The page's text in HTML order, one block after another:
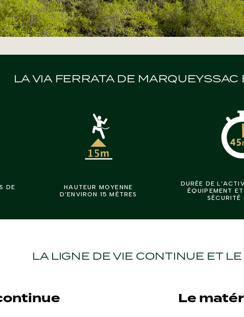
LA VIA FERRATA DE
DE
HAUTEUR MOYENNE
D’ENVIRON 15 MÈTRES
DURÉE DE
ÉQUIPEMENT
SÉCURITÉ
LA LIGNE DE VIE CONTINUE ET
Le